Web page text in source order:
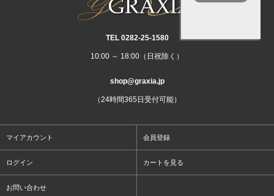
TEL 0282‐25‐1580
10:00 ～ 18:00（日祝除く）
shop@graxia.jp
（24時間365日受付可能）
マイアカウント 会員登録
ログイン カートを見る
お問い合わせ